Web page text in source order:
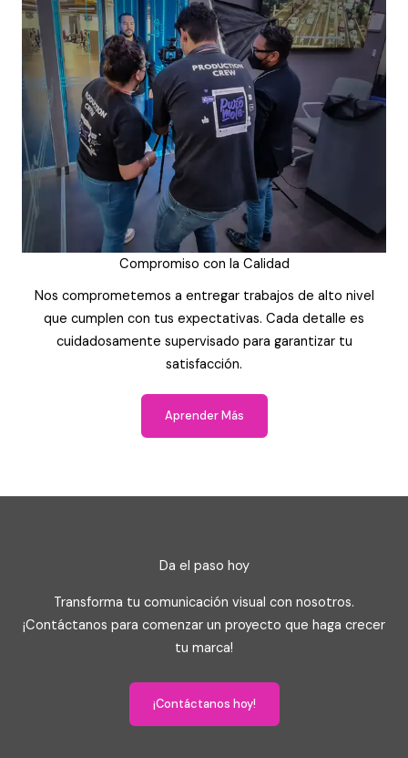
Compromiso con la Calidad
Nos comprometemos a entregar trabajos de alto nivel
que cumplen con tus expectativas. Cada detalle es
cuidadosamente supervisado para garantizar tu
satisfacción.
Aprender Más
Da el paso hoy
Transforma tu comunicación visual con nosotros.
¡Contáctanos para comenzar un proyecto que haga crecer
tu marca!
¡Contáctanos hoy!